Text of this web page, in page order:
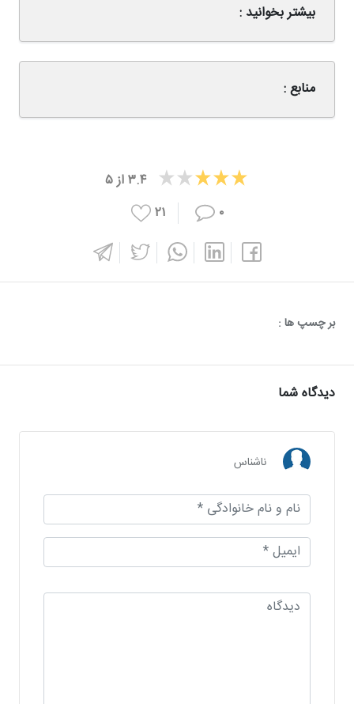
بیشتر بخوانید :
منابع :
۳.۴ از۵
۰
۲۱
بر چسپ ها :
دیدگاه شما
ناشناس